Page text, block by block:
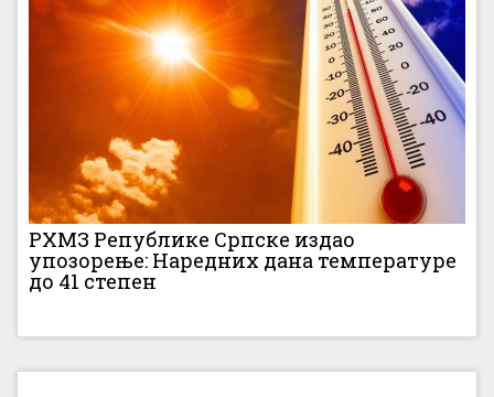
РХМЗ Републике Српске издао
упозорење: Наредних дана температуре
до 41 степен